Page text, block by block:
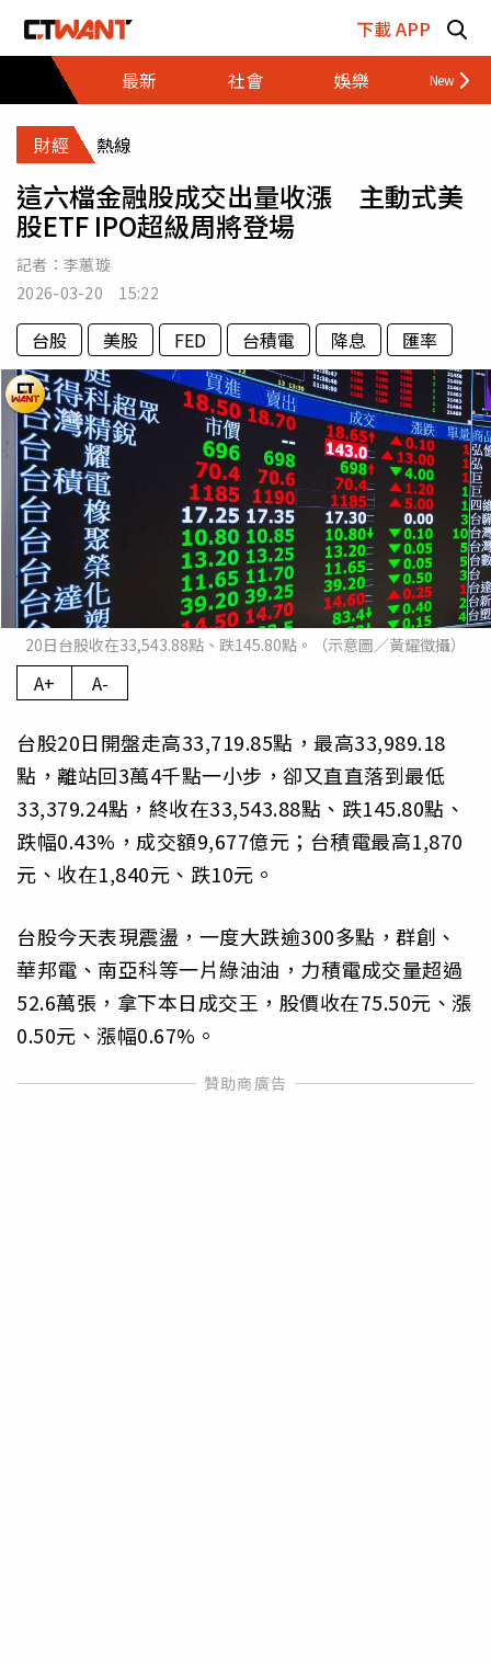
下載 APP
最新
社會 娛樂 財經
財經 熱線
這六檔金融股成交出量收漲 主動式美
股ETF IPO超級周將登場
記者： 李蕙璇
2026-03-20 15:22
台股 美股 FED 台積電 降息 匯率
20日台股收在33,543.88點、跌145.80點。（示意圖／黃耀徵攝）
A+ A-
台股20日開盤走高33,719.85點，最高33,989.18
點，離站回3萬4千點一小步，卻又直直落到最低
33,379.24點，終收在33,543.88點、跌145.80點、
跌幅0.43%，成交額9,677億元；台積電最高1,870
元、收在1,840元、跌10元。
台股今天表現震盪，一度大跌逾300多點，群創、
華邦電、南亞科等一片綠油油，力積電成交量超過
52.6萬張，拿下本日成交王，股價收在75.50元、漲
0.50元、漲幅0.67%。